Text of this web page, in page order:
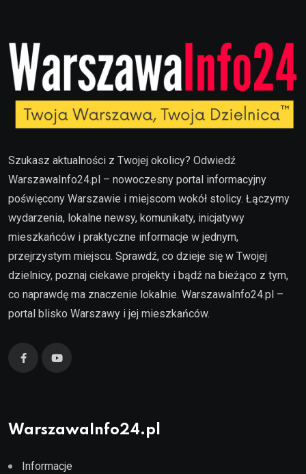
Szukasz aktualności z Twojej okolicy? Odwiedź
WarszawaInfo24.pl – nowoczesny portal informacyjny
poświęcony Warszawie i miejscom wokół stolicy. Łączymy
wydarzenia, lokalne newsy, komunikaty, inicjatywy
mieszkańców i praktyczne informacje w jednym,
przejrzystym miejscu. Sprawdź, co dzieje się w Twojej
dzielnicy, poznaj ciekawe projekty i bądź na bieżąco z tym,
co naprawdę ma znaczenie lokalnie. WarszawaInfo24.pl –
portal blisko Warszawy i jej mieszkańców.
WarszawaInfo24.pl
Informacje